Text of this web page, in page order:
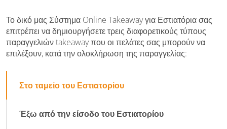
Το δικό μας Σύστημα Online Takeaway για Εστιατόρια σας
επιτρέπει να δημιουργήσετε τρεις διαφορετικούς τύπους
παραγγελιών takeaway που οι πελάτες σας μπορούν να
επιλέξουν, κατά την ολοκλήρωση της παραγγελίας:
Στο ταμείο του Εστιατορίου
Έξω από την είσοδο του Εστιατορίου